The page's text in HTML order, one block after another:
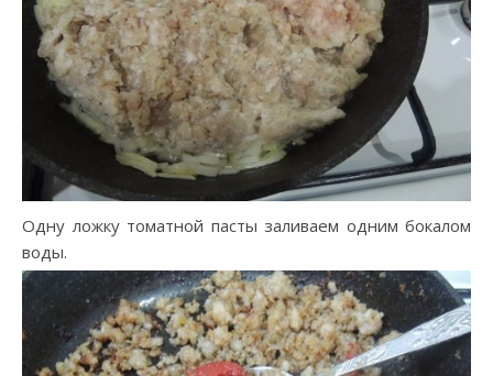
Одну ложку томатной пасты заливаем одним бокалом
воды.